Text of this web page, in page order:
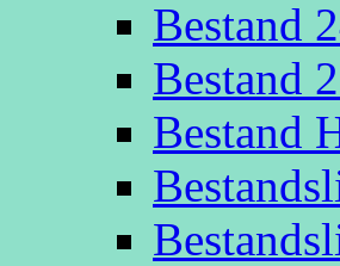
Bestand
Bestand
Bestand